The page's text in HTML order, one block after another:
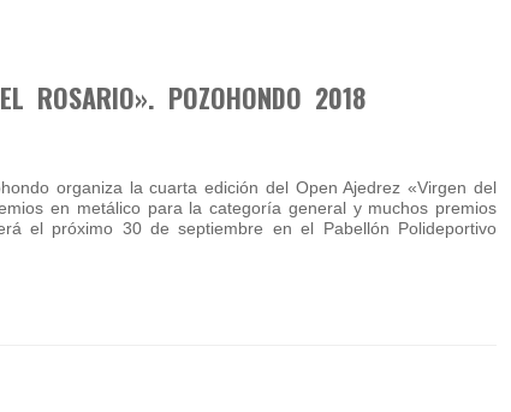
ROSARIO». POZOHONDO 2018
organiza la cuarta edición del Open Ajedrez «Virgen del
en metálico para la categoría general y muchos premios
el próximo 30 de septiembre en el Pabellón Polideportivo